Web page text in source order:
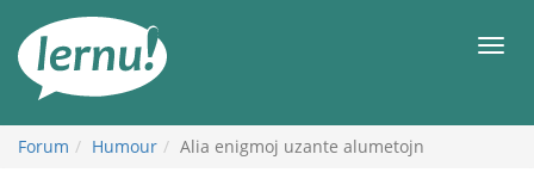
contenu
Forum Humour Alia enigmoj uzante alumetojn